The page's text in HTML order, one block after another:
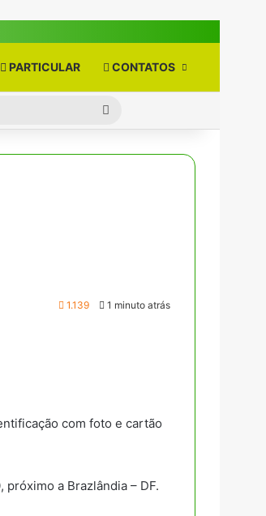
PARTICULAR CONTATOS
1.139 1 minuto atrás
com foto e cartão
próximo a Brazlândia – DF.